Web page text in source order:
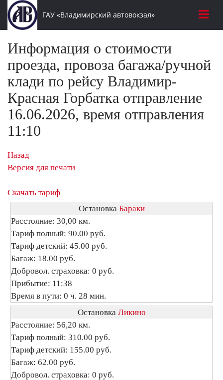
ГАУ «Владимирский автовокзал»
Информация о стоимости
проезда, провоза багажа/ручной
клади по рейсу Владимир-
Красная Горбатка отправление
16.06.2026, время отправления
11:10
Назад
Версия для печати
Скачать тариф
Остановка Бараки
Расстояние: 30,00 км.
Тариф полный: 90.00 руб.
Тариф детский: 45.00 руб.
Багаж: 18.00 руб.
Добровол. страховка: 0 руб.
Прибытие: 11:38
Время в пути: 0 ч. 28 мин.
Остановка Ликино
Расстояние: 56,20 км.
Тариф полный: 310.00 руб.
Тариф детский: 155.00 руб.
Багаж: 62.00 руб.
Добровол. страховка: 0 руб.